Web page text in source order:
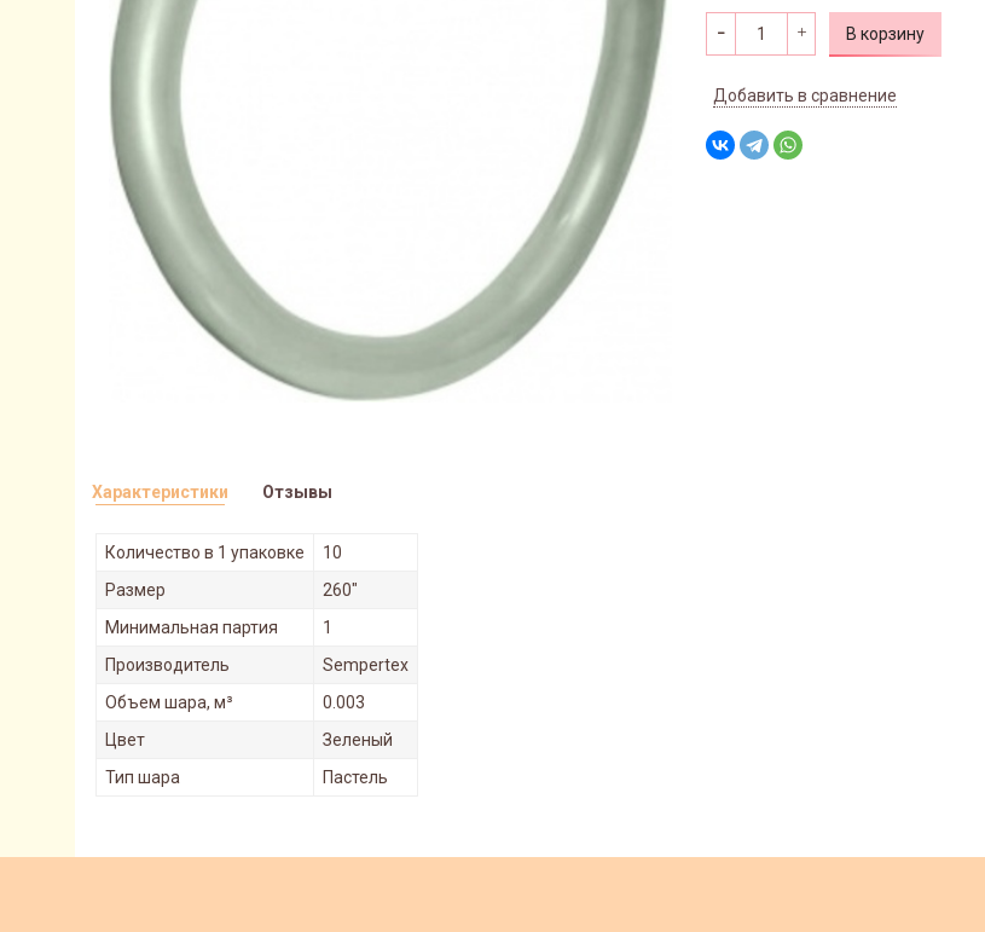
В корзину
Добавить в сравнение
Характеристики
Количество в 1 упаковке
10
Размер
260"
Минимальная партия
1
Производитель
Sempertex
Объем шара, м³
0.003
Цвет
Зеленый
Тип шара
Пастель
Отзывы